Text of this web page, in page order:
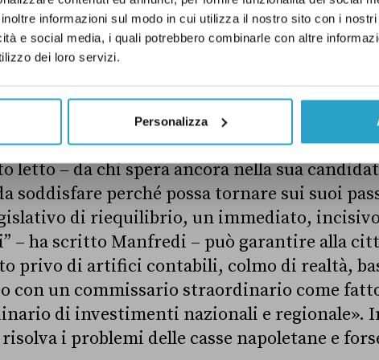
informazioni sul modo in cui utilizza il nostro sito con i
e social media, i quali potrebbero combinarle con altre
dei loro servizi.
Personalizza
profonde e azzopperebbero
noi abbiamo» e i «più deboli pagherebbero
e dai miei valori».
l’ex ministro all’Università ha anche
letto – da chi spera ancora nella sua
soddisfare perché possa tornare sui suoi
di riequilibrio, un immediato,
– ha scritto Manfredi – può garantire alla
privo di artifici contabili, colmo di realtà,
con un commissario straordinario come
di investimenti nazionali e regionale».
i problemi delle casse napoletane e